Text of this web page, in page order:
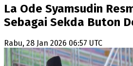
La Ode Syamsudin
Sebagai Sekda Buton
Rabu, 28 Jan 2026 06:57 UTC